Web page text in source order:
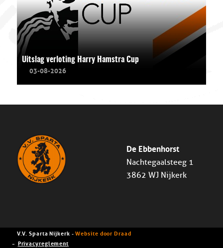
Uitslag verloting Harry Hamstra Cup
03-08-2026
De Ebbenhorst
Nachtegaalsteeg 1
3862 WJ Nijkerk
V.V. Sparta Nijkerk -Website door Draad
Privacyreglement